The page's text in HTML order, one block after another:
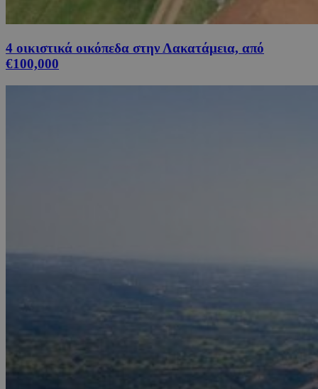
4 οικιστικά οικόπεδα στην Λακατάμεια, από
€100,000